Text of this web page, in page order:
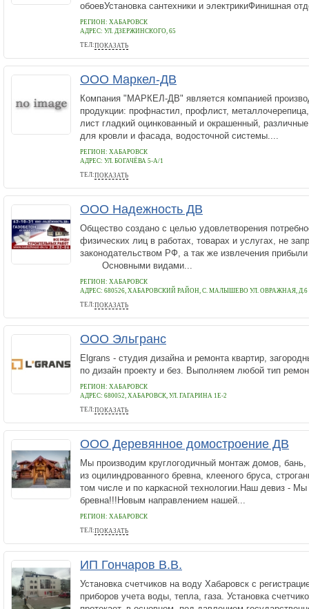
обоевУстановка сантехники и электрикиФинишная
РЕГИОН: ХАБАРОВСК
АДРЕС: УЛ. ДЗЕРЖИНСКОГО, 65
ТЕЛ:ПОКАЗАТЬ
+7(4212)20-14-50
ООО Маркел-ДВ
Компания "МАРКЕЛ-ДВ" является компанией
продукции: профнастил, профлист,
лист гладкий оцинкованный и окрашенный,
для кровли и фасада, водосточной системы....
РЕГИОН: ХАБАРОВСК
АДРЕС: УЛ. БОГАЧЁВА 5-А/1
ТЕЛ:ПОКАЗАТЬ
+74212933443
ООО Надежность ДВ
Общество создано с целью удовлетворения
физических лиц в работах, товарах и услугах, не
законодательством РФ, а так же извлечения
Основными видами...
РЕГИОН: ХАБАРОВСК
АДРЕС: 680526, ХАБАРОВСКИЙ РАЙОН, С. МАЛЫШЕВО УЛ. ОВРАЖНАЯ, Д.6
ТЕЛ:ПОКАЗАТЬ
8 421 262-10-31
ООО Эльгранс
Elgrans - студия дизайна и ремонта квартир,
по дизайн проекту и без. Выполняем любой тип
РЕГИОН: ХАБАРОВСК
АДРЕС: 680052, ХАБАРОВСК, УЛ. ГАГАРИНА 1Е-2
ТЕЛ:ПОКАЗАТЬ
84212932600
ООО Деревянное домостроение ДВ
Мы производим круглогодичный монтаж домов, бань,
из оцилиндрованного бревна, клееного бруса,
том числе и по каркасной технологии.Наш девиз -
бревна!!!Новым направлением нашей...
РЕГИОН: ХАБАРОВСК
ТЕЛ:ПОКАЗАТЬ
+79098246733
ИП Гончаров В.В.
Установка счетчиков на воду Хабаровск с
приборов учета воды, тепла, газа. Установка